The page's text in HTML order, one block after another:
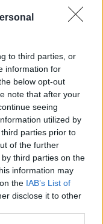
to third parties, or
information for
below opt-out
note that after your
seeing
utilized by
parties prior to
of the further
third parties on the
information may
the IAB’s List of
disclose it to other